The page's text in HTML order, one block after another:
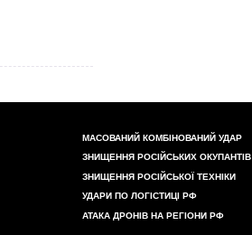
МАСОВАНИЙ КОМБІНОВАНИЙ УДАР
ЗНИЩЕННЯ РОСІЙСЬКИХ ОКУПАНТІВ
ЗНИЩЕННЯ РОСІЙСЬКОЇ ТЕХНІКИ
УДАРИ ПО ЛОГІСТИЦІ РФ
АТАКА ДРОНІВ НА РЕГІОНИ РФ